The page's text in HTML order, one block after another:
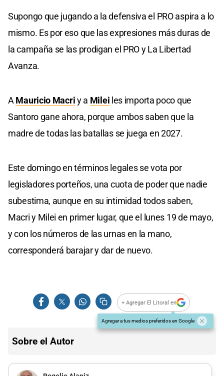
Supongo que jugando a la defensiva el PRO aspira a lo
mismo. Es por eso que las expresiones más duras de
la campaña se las prodigan el PRO y La Libertad
Avanza.
AMauricio Macriy a Milei les importa poco que
Santoro gane ahora, porque ambos saben que la
madre de todas las batallas se juega en 2027.
Este domingo en términos legales se vota por
legisladores porteños, una cuota de poder que nadie
subestima, aunque en su intimidad todos saben,
Macri y Milei en primer lugar, que el lunes 19 de mayo,
y con los números de las urnas en la mano,
corresponderá barajar y dar de nuevo.
+ Agregar El Litoral en
Agregar a tus medios preferidos en Google
Sobre el Autor